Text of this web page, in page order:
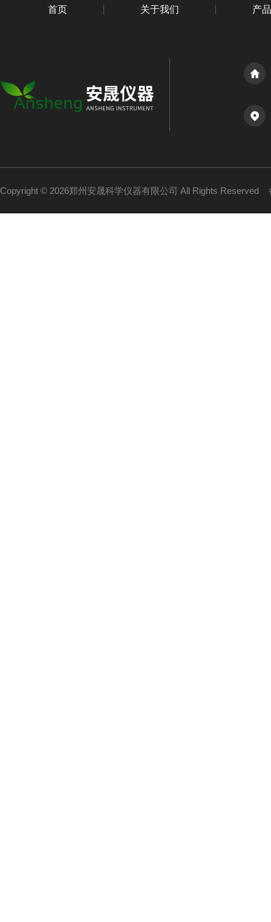
首页 关于我们 产
Copyright © 2026郑州安晟科学仪器有限公司 All Rights Reserved